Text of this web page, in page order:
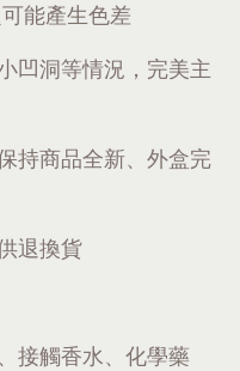
能產生色差
凹洞等情況，完美主
持商品全新、外盒完
退換貨
接觸香水、化學藥